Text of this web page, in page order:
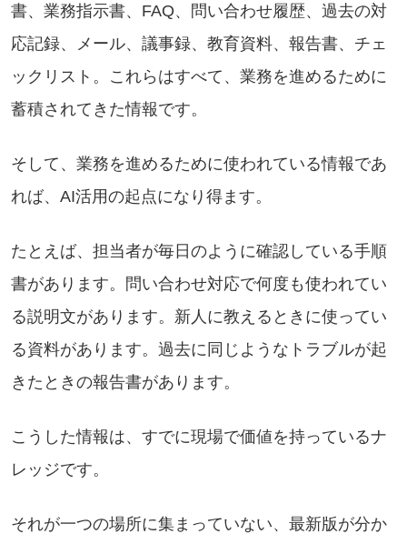
書、業務指示書、FAQ、問い合わせ履歴、過去の対
応記録、メール、議事録、教育資料、報告書、チェ
ックリスト。これらはすべて、業務を進めるために
蓄積されてきた情報です。
そして、業務を進めるために使われている情報であ
れば、AI活用の起点になり得ます。
たとえば、担当者が毎日のように確認している手順
書があります。問い合わせ対応で何度も使われてい
る説明文があります。新人に教えるときに使ってい
る資料があります。過去に同じようなトラブルが起
きたときの報告書があります。
こうした情報は、すでに現場で価値を持っているナ
レッジです。
それが一つの場所に集まっていない、最新版が分か